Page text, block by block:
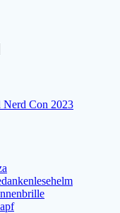
Nerd Con 2023